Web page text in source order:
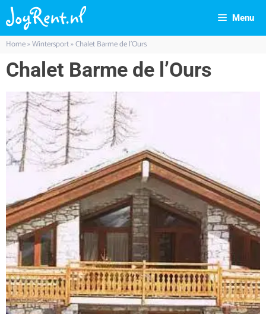
Menu
Home»Wintersport»Chalet Barme de l’Ours
Chalet Barme de l’Ours